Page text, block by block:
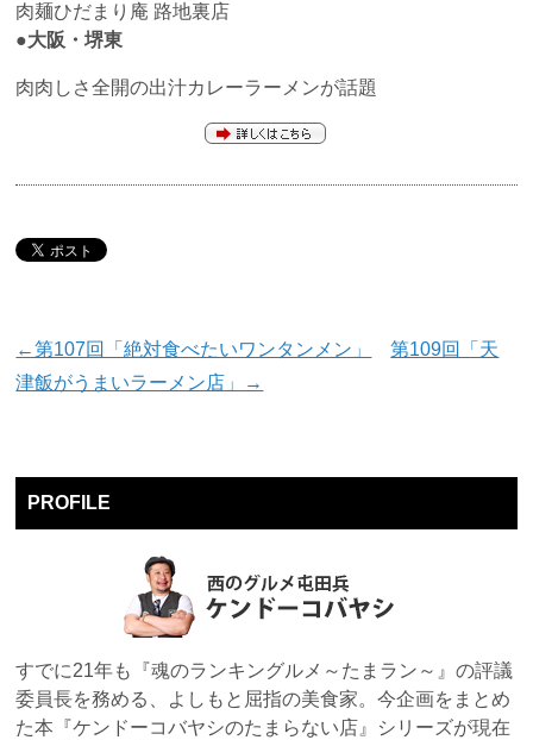
肉麺ひだまり庵 路地裏店
●大阪・堺東
肉肉しさ全開の出汁カレーラーメンが話題
←第107回「絶対食べたいワンタンメン」
第109回「天
津飯がうまいラーメン店」→
PROFILE
すでに21年も『魂のランキングルメ～たまラン～』の評議
委員長を務める、よしもと屈指の美食家。今企画をまとめ
た本『ケンドーコバヤシのたまらない店』シリーズが現在